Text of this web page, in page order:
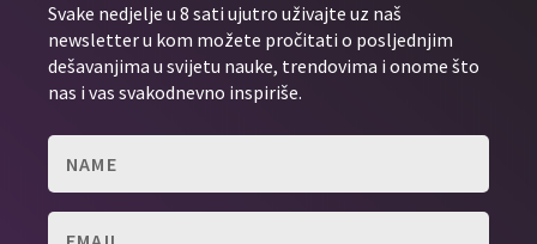
Svake nedjelje u 8 sati ujutro uživajte uz naš
newsletter u kom možete pročitati o posljednjim
dešavanjima u svijetu nauke, trendovima i onome što
nas i vas svakodnevno inspiriše.